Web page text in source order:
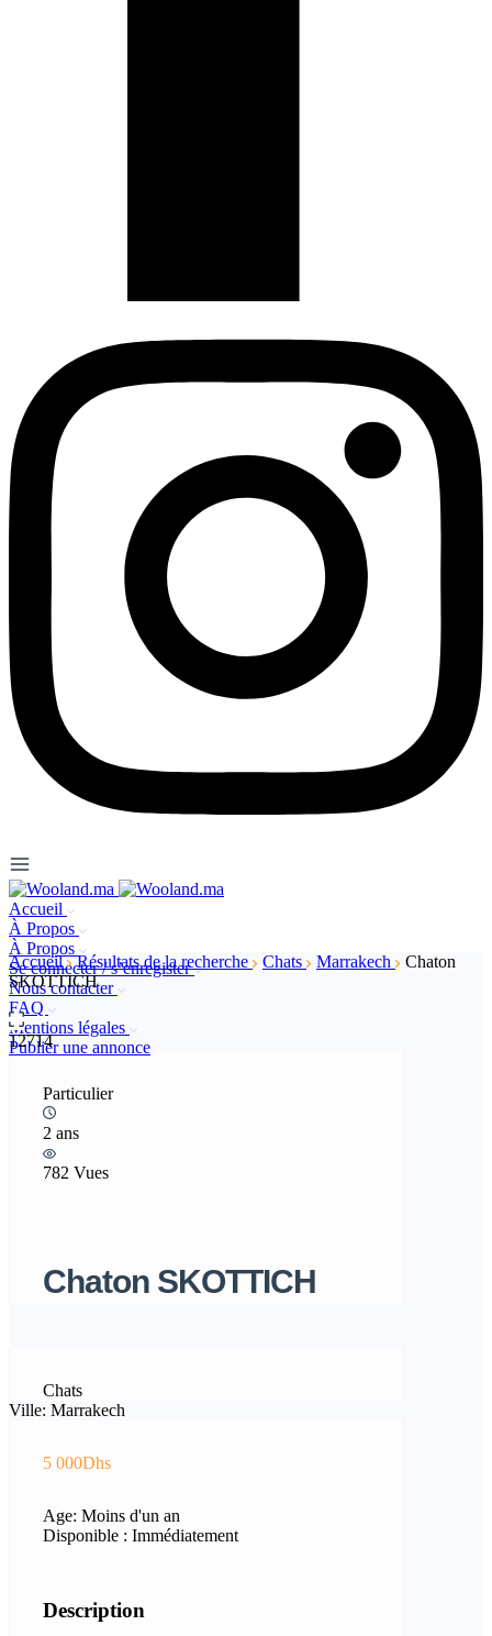
Accueil
À Propos
À Propos
Se connecter / s’enregister
Nous contacter
FAQ
Mentions légales
Publier une annonce
Accueil Résultats de la recherche Chats Marrakech
Chaton
SKOTTICH
12714
Particulier
2 ans
782 Vues
Chaton SKOTTICH
Chats
Ville: Marrakech
5 000Dhs
Age: Moins d'un an
Disponible : Immédiatement
Description